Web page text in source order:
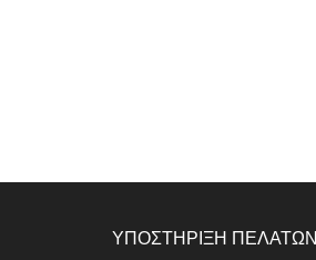
ΥΠΟΣΤΗΡΙΞΗ ΠΕΛΑΤΩΝ